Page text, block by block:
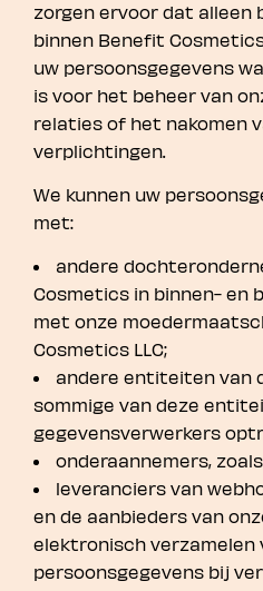
zorgen ervoor dat alleen
binnen Benefit
uw persoonsgegevens
is voor het beheer van
relaties of het nakomen
verplichtingen.
We kunnen uw
met:
andere
Cosmetics in binnen- en
met onze
Cosmetics LLC;
andere entiteiten van
sommige van deze
gegevensverwerkers
onderaannemers,
leveranciers van
en de aanbieders van
elektronisch verzamelen
persoonsgegevens bij